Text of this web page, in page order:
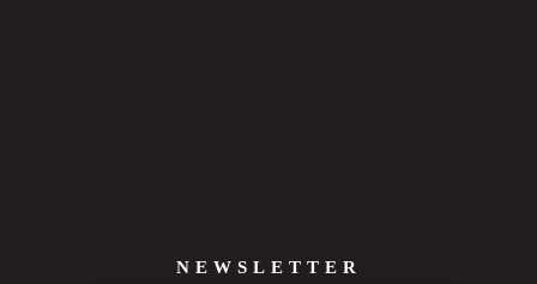
NEWSLETTER